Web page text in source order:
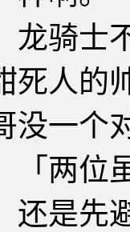
士不
死人的
没一个
位虽
还是先